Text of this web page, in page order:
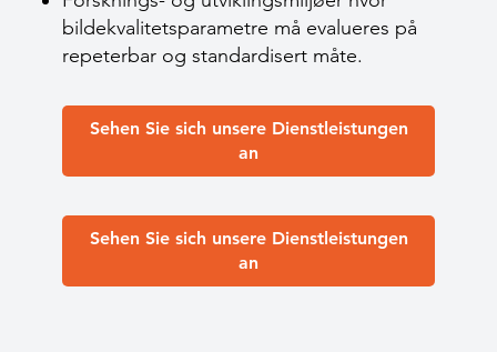
bildekvalitetsparametre må evalueres på
repeterbar og standardisert måte.
Sehen Sie sich unsere Dienstleistungen
an
Sehen Sie sich unsere Dienstleistungen
an